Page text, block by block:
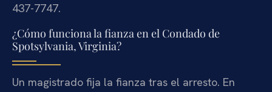
437-7747.
¿Cómo funciona la fianza en el Condado de
Spotsylvania, Virginia?
Un magistrado fija la fianza tras el arresto. En